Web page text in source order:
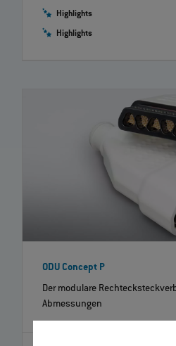
Highlights
Highlights
ODU Concept P
Der modulare
Abmessungen